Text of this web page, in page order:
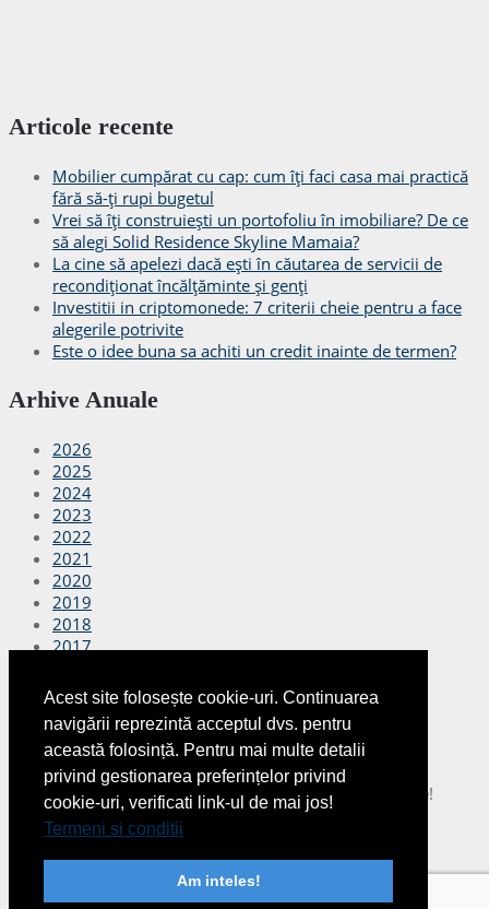
Acest site folosește cookie-uri. Continuarea
navigării reprezintă acceptul dvs. pentru
această folosință. Pentru mai multe detalii
privind gestionarea preferințelor privind
cookie-uri, verificati link-ul de mai jos!
Termeni si conditii
Am inteles!
Articole recente
Mobilier cumpărat cu cap: cum îți faci casa mai practică
fără să-ți rupi bugetul
Vrei să îți construiești un portofoliu în imobiliare? De ce
să alegi Solid Residence Skyline Mamaia?
La cine să apelezi dacă ești în căutarea de servicii de
recondiționat încălțăminte și genți
Investitii in criptomonede: 7 criterii cheie pentru a face
alegerile potrivite
Este o idee buna sa achiti un credit inainte de termen?
Arhive Anuale
2026
2025
2024
2023
2022
2021
2020
2019
2018
2017
2015
2014
2013
2012
Copyright © 2026Finante AziToate drepturile rezervate!
Despre noi|
Contact|